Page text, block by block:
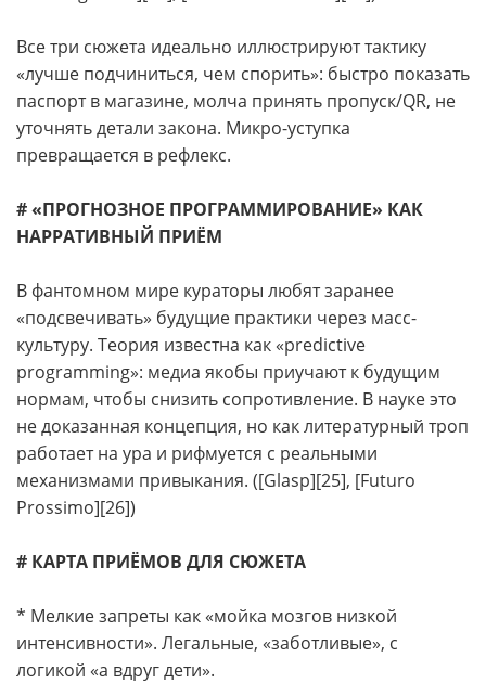
Все три сюжета идеально иллюстрируют тактику
«лучше подчиниться, чем спорить»: быстро показать
паспорт в магазине, молча принять пропуск/QR, не
уточнять детали закона. Микро-уступка
превращается в рефлекс.
# «ПРОГНОЗНОЕ ПРОГРАММИРОВАНИЕ» КАК
НАРРАТИВНЫЙ ПРИЁМ
В фантомном мире кураторы любят заранее
«подсвечивать» будущие практики через масс-
культуру. Теория известна как «predictive
programming»: медиа якобы приучают к будущим
нормам, чтобы снизить сопротивление. В науке это
не доказанная концепция, но как литературный троп
работает на ура и рифмуется с реальными
механизмами привыкания. ([Glasp][25], [Futuro
Prossimo][26])
# КАРТА ПРИЁМОВ ДЛЯ СЮЖЕТА
* Мелкие запреты как «мойка мозгов низкой
интенсивности». Легальные, «заботливые», с
логикой «а вдруг дети».